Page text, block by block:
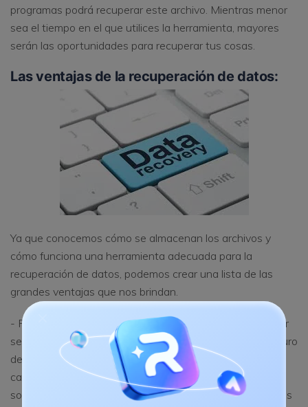
programas podrá recuperar este archivo. Mientras menor
sea el tiempo en el que utilices la herramienta, mayores
serán las oportunidades para recuperar tus cosas.
Las ventajas de la recuperación de datos:
Ya que conocemos cómo se almacenan los archivos y
cómo funciona una herramienta adecuada para la
recuperación de datos, podemos crear una lista de las
grandes ventajas que nos brindan.
- Recuperar archivos importantes que contienen un valor
sentimental como videos o fotos; - Te hace sentirte seguro
de poder recuperar tus datos incluso después de que se
caiga el sistema, exista un virus o haya un ataque de un
software malicioso; - Recupera datos perdidos o dañados